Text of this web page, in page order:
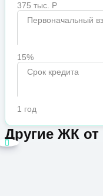
375 тыс. Р
Первоначальный
15%
Срок кредита
1 год
Другие ЖК